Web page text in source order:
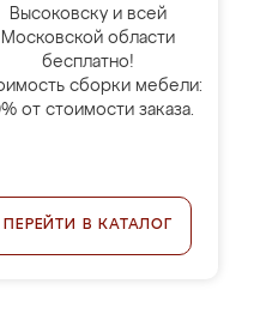
Высоковску и всей
Московской области
бесплатно!
сборки мебели:
от стоимости заказа.
ПЕРЕЙТИ В КАТАЛОГ